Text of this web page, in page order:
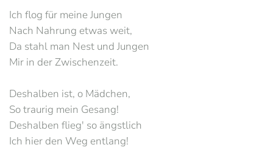
Ich flog für meine Jungen
Nach Nahrung etwas weit,
Da stahl man Nest und Jungen
Mir in der Zwischenzeit.
Deshalben ist, o Mädchen,
So traurig mein Gesang!
Deshalben flieg' so ängstlich
Ich hier den Weg entlang!